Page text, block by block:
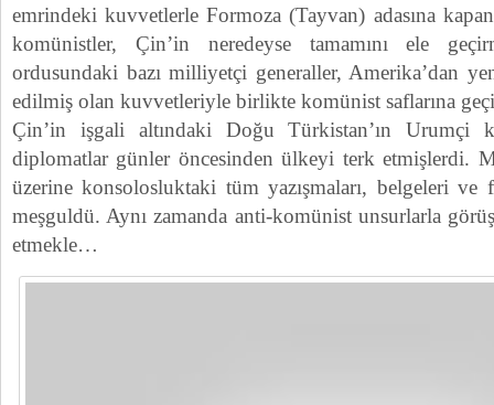
emrindeki kuvvetlerle Formoza (Tayvan) adasına
komünistler, Çin’in neredeyse tamamını ele
ordusundaki bazı milliyetçi generaller, Amerika’dan
edilmiş olan kuvvetleriyle birlikte komünist saflarına
Çin’in işgali altındaki Doğu Türkistan’ın Urumçi
diplomatlar günler öncesinden ülkeyi terk etmişlerdi.
üzerine konsolosluktaki tüm yazışmaları, belgeleri ve
meşguldü. Aynı zamanda anti-komünist unsurlarla
etmekle…